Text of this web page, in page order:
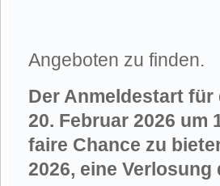
Angeboten zu finden.
Der Anmeldestart
20. Februar 2026 um
faire Chance zu
2026, eine Verlosung